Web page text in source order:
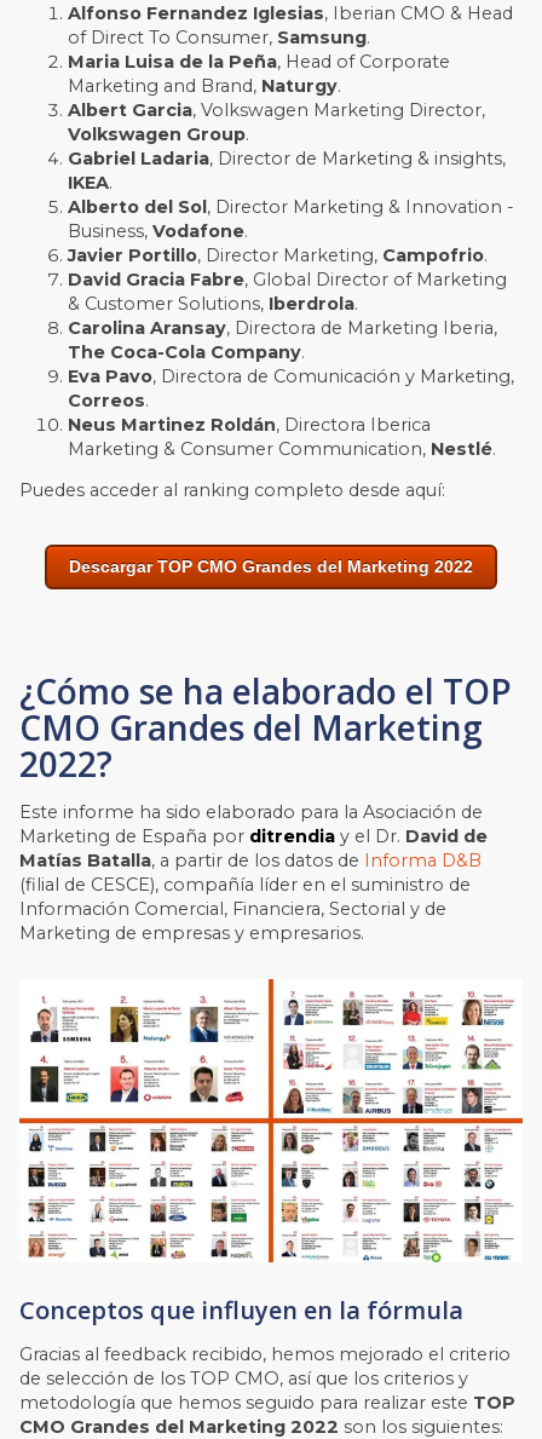
Alfonso Fernandez Iglesias, Iberian CMO & Head
of Direct To Consumer, Samsung.
Maria Luisa de la Peña, Head of Corporate
Marketing and Brand, Naturgy.
Albert Garcia, Volkswagen Marketing Director,
Volkswagen Group.
Gabriel Ladaria, Director de Marketing & insights,
IKEA.
Alberto del Sol, Director Marketing & Innovation -
Business,Vodafone.
Javier Portillo, Director Marketing, Campofrio.
David Gracia Fabre, Global Director of Marketing
& Customer Solutions, Iberdrola.
Carolina Aransay, Directora de Marketing Iberia,
The Coca-Cola Company.
Eva Pavo, Directora de Comunicación y Marketing,
Correos.
Neus Martinez Roldán, Directora Iberica
Marketing & Consumer Communication, Nestlé.
Puedes acceder al ranking completo desde aquí:
Descargar TOP CMO Grandes del Marketing 2022
¿Cómo se ha elaborado el TOP
CMO Grandes del Marketing
2022?
Este informe ha sido elaborado para la Asociación de
Marketing de España por ditrendia y el Dr. David de
Matías Batalla, a partir de los datos de Informa D&B
(filial de CESCE), compañía líder en el suministro de
Información Comercial, Financiera, Sectorial y de
Marketing de empresas y empresarios.
Conceptos que influyen en la fórmula
Gracias al feedback recibido, hemos mejorado el criterio
de selección de los TOP CMO, así que los criterios y
metodología que hemos seguido para realizar este TOP
CMO Grandes del Marketing 2022 son los siguientes: